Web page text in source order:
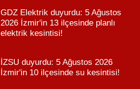
GDZ Elektrik duyurdu: 5 Ağustos
2026 İzmir'in 13 ilçesinde planlı
elektrik kesintisi!
İZSU duyurdu: 5 Ağustos 2026
İzmir'in 10 ilçesinde su kesintisi!